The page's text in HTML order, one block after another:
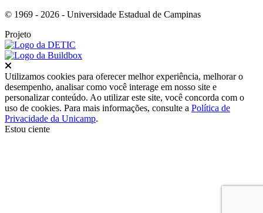
© 1969 - 2026 - Universidade Estadual de Campinas
Projeto
Utilizamos cookies para oferecer melhor experiência, melhorar o
desempenho, analisar como você interage em nosso site e
personalizar conteúdo. Ao utilizar este site, você concorda com o
uso de cookies. Para mais informações, consulte a Política de
Privacidade da Unicamp.
Estou ciente